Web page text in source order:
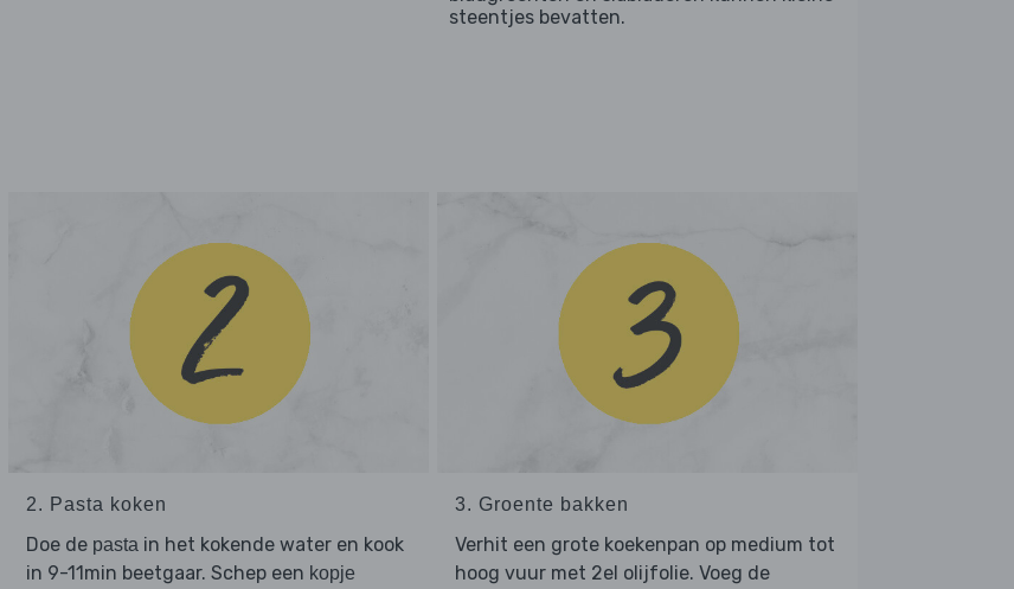
steentjes bevatten.
2. Pasta koken
Doe de pastain het kokende water en kook
in 9-11min beetgaar. Schep een kopje
3. Groente bakken
Verhit een grote koekenpan op medium tot
hoog vuur met 2el olijfolie. Voeg de